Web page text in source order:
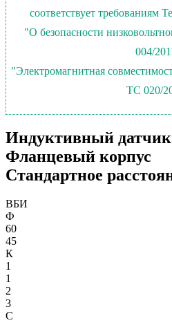
соответствует требованиям
"О безопасности
004/
"Электромагнитная
ТС 020/
Индуктивный
Фланцевый корпус
Стандартное
ВБИ
Ф
60
45
К
1
1
2
3
С